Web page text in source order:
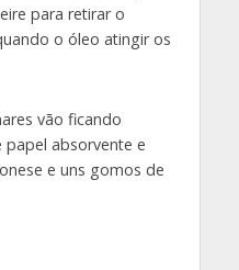
para retirar o
o óleo atingir os
vão ficando
absorvente e
e uns gomos de